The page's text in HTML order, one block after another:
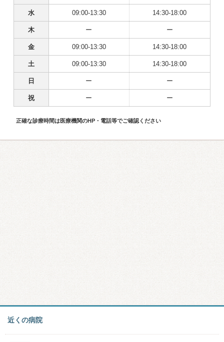
水 09:00-13:30 14:30-18:00
木 ー ー
金 09:00-13:30 14:30-18:00
土 09:00-13:30 14:30-18:00
日 ー ー
祝 ー ー
正確な診療時間は医療機関のHP・電話等でご確認ください
近くの病院